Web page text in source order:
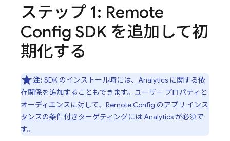
ステップ 1: Remote
Config SDK を追加して初
期化する
注: SDK のインストール時には、 Analyticsに関する依
存関係を追加することもできます。ユーザー プロパティと
オーディエンスに対して、 Remote Config のアプリ インス
タンスの条件付きターゲティングにはAnalyticsが必須で
す。